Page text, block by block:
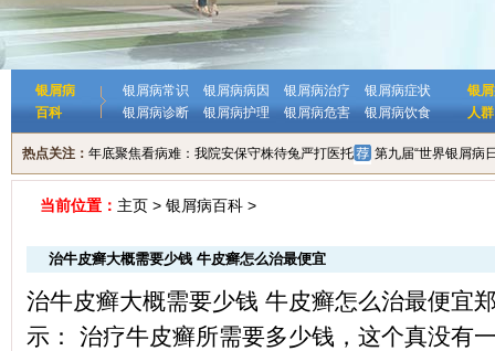
银屑病
百科
银屑病常识 银屑病病因 银屑病治疗
银屑病症状
银屑病诊断
银屑病护理 银屑病危害 银屑病饮食
银
人群
热点关注： 年底聚焦看病难：我院安保守株待兔严打医托 第九届“世界银屑病
当前位置： 主页 > 银屑病百科 >
治牛皮癣大概需要少钱 牛皮癣怎么治最便宜
治牛皮癣大概需要少钱 牛皮癣怎么治最便宜
示： 治疗牛皮癣所需要多少钱，这个真没有